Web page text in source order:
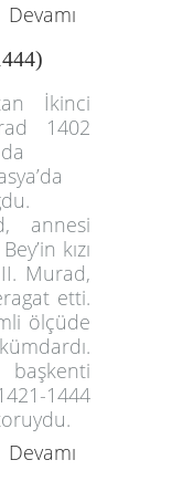
Devamı
İkinci
1402
annesi
kızı
Murad,
etti.
ölçüde
başkenti
1444
Devamı